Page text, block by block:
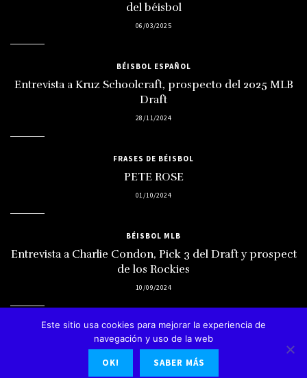
del béisbol
06/03/2025
BÉISBOL ESPAÑOL
Entrevista a Kruz Schoolcraft, prospecto del 2025 MLB
Draft
28/11/2024
FRASES DE BÉISBOL
PETE ROSE
01/10/2024
BÉISBOL MLB
Entrevista a Charlie Condon, Pick 3 del Draft y prospect
de los Rockies
10/09/2024
© 2023 Diseño WebUbuntuOnline.es
Este sitio usa cookies para mejorar la experiencia de
navegación y uso de la web
OK! SABER MÁS